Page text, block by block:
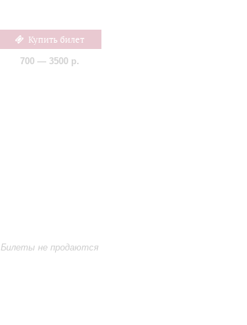
Купить билет
700 — 3500 р.
Билеты не продаются